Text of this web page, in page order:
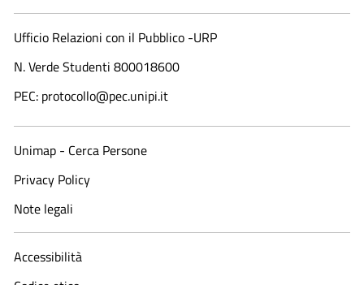
Ufficio Relazioni con il Pubblico -URP
N. Verde Studenti 800018600​
PEC: protocollo@pec.unipi.it
Unimap - Cerca Persone
Privacy Policy
Note legali
Accessibilità